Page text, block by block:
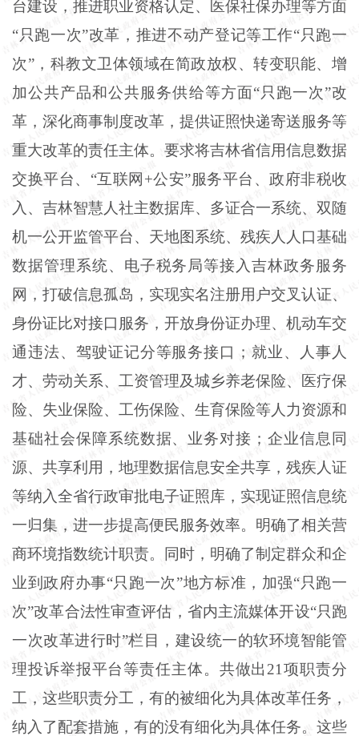
台建设，推进职业资格认定、医保社保办理等方面
“只跑一次”改革，推进不动产登记等工作“只跑一
次”，科教文卫体领域在简政放权、转变职能、增
加公共产品和公共服务供给等方面“只跑一次”改
革，深化商事制度改革，提供证照快递寄送服务等
重大改革的责任主体。要求将吉林省信用信息数据
交换平台、“互联网+公安”服务平台、政府非税收
入、吉林智慧人社主数据库、多证合一系统、双随
机一公开监管平台、天地图系统、残疾人人口基础
数据管理系统、电子税务局等接入吉林政务服务
网，打破信息孤岛，实现实名注册用户交叉认证、
身份证比对接口服务，开放身份证办理、机动车交
通违法、驾驶证记分等服务接口；就业、人事人
才、劳动关系、工资管理及城乡养老保险、医疗保
险、失业保险、工伤保险、生育保险等人力资源和
基础社会保障系统数据、业务对接；企业信息同
源、共享利用，地理数据信息安全共享，残疾人证
等纳入全省行政审批电子证照库，实现证照信息统
一归集，进一步提高便民服务效率。明确了相关营
商环境指数统计职责。同时，明确了制定群众和企
业到政府办事“只跑一次”地方标准，加强“只跑一
次”改革合法性审查评估，省内主流媒体开设“只跑
一次改革进行时”栏目，建设统一的软环境智能管
理投诉举报平台等责任主体。共做出21项职责分
工，这些职责分工，有的被细化为具体改革任务，
纳入了配套措施，有的没有细化为具体任务。这些